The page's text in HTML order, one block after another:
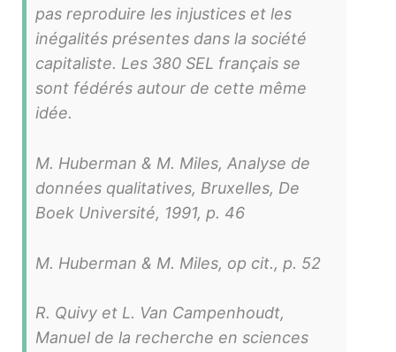
pas reproduire les injustices et les
inégalités présentes dans la société
capitaliste. Les 380 SEL français se
sont fédérés autour de cette même
idée.
M. Huberman & M. Miles, Analyse de
données qualitatives, Bruxelles, De
Boek Université, 1991, p. 46
M. Huberman & M. Miles, op cit., p. 52
R. Quivy et L. Van Campenhoudt,
Manuel de la recherche en sciences